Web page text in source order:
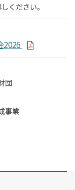
ください。
2026 新しいウィン
団
事業